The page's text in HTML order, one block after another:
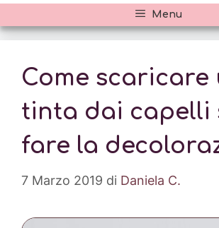
Menu
Come scaricare
tinta dai capelli
fare la
7 Marzo 2019 di Daniela C.